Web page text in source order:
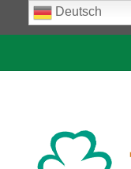
Deutsch